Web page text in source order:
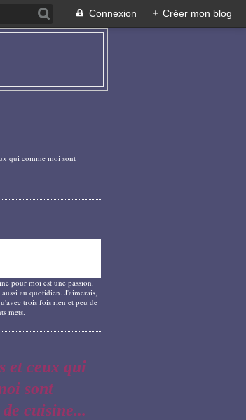
Connexion + Créer mon blog
qui comme moi sont
pour moi est une passion.
au quotidien. J'aimerais,
trois fois rien et peu de
mets.
et ceux qui
sont
cuisine...